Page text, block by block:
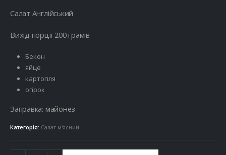
Салат Англійський
Вихід порції 200 грамів
Бекон
яйце
картопля
огірок
Заправка: майонез
Категорія: Салат м'ясний